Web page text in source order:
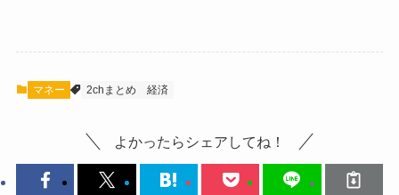
マネー 2chまとめ 経済
よかったらシェアしてね！